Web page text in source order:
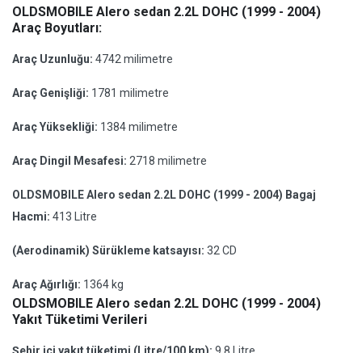
OLDSMOBILE Alero sedan 2.2L DOHC (1999 - 2004)
Araç Boyutları:
Araç Uzunluğu: 4742 milimetre
Araç Genişliği: 1781 milimetre
Araç Yüksekliği: 1384 milimetre
Araç Dingil Mesafesi: 2718 milimetre
OLDSMOBILE Alero sedan 2.2L DOHC (1999 - 2004) Bagaj
Hacmi: 413 Litre
(Aerodinamik) Sürükleme katsayısı: 32 CD
Araç Ağırlığı: 1364 kg
OLDSMOBILE Alero sedan 2.2L DOHC (1999 - 2004)
Yakıt Tüketimi Verileri